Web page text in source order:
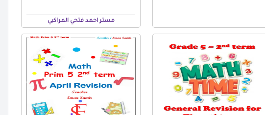
مستر احمد فتحي المراكبي